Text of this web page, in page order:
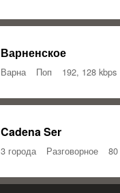
Варненское
Варна Поп 192, 128 kbps
Cadena Ser
3 города Разговорное